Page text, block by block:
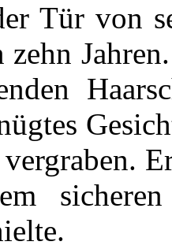
Tür von
vergraben.